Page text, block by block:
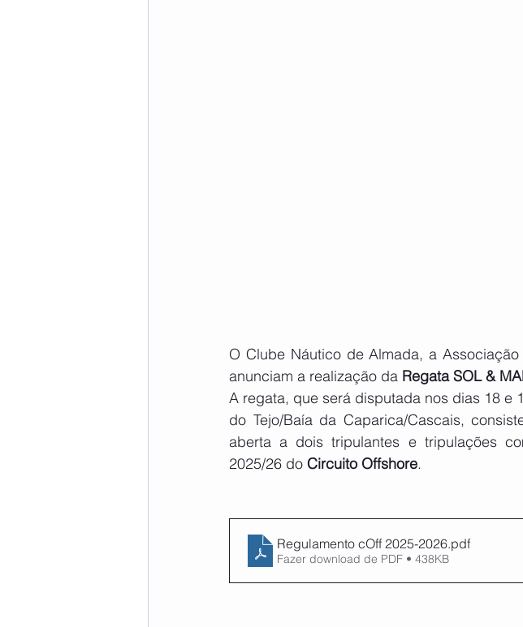
O Clube Náutico de Almada, a
anunciam a realização da Regata SOL &
A regata, que será disputada nos dias 18 e
do Tejo/Baía da Caparica/Cascais,
aberta a dois tripulantes e tripulações
2025/26 do Circuito Offshore.
Regulamento cOff 2025-2026.pdf
Fazer download de PDF • 438KB